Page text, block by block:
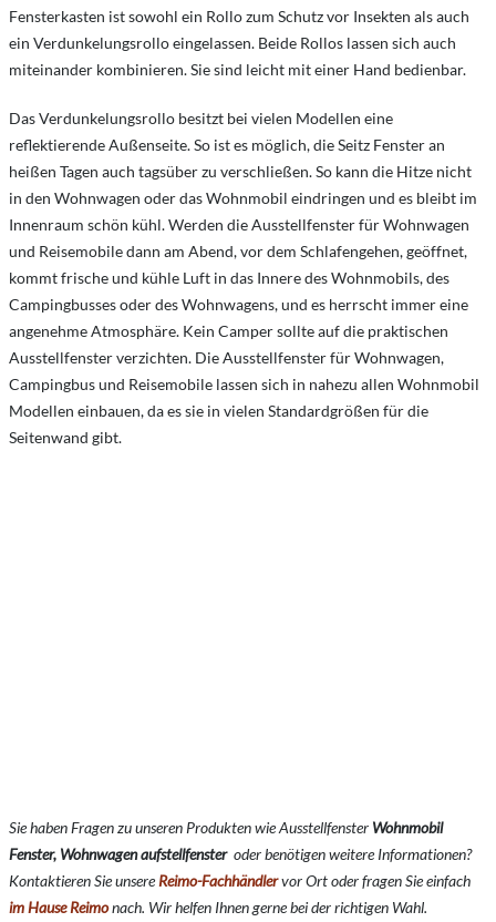
Fensterkasten ist sowohl ein Rollo zum Schutz vor Insekten als auch
ein Verdunkelungsrollo eingelassen. Beide Rollos lassen sich auch
miteinander kombinieren. Sie sind leicht mit einer Hand bedienbar.
Das Verdunkelungsrollo besitzt bei vielen Modellen eine
reflektierende Außenseite. So ist es möglich, die Seitz Fenster an
heißen Tagen auch tagsüber zu verschließen. So kann die Hitze nicht
in den Wohnwagen oder das Wohnmobil eindringen und es bleibt im
Innenraum schön kühl. Werden die Ausstellfenster für Wohnwagen
und Reisemobile dann am Abend, vor dem Schlafengehen, geöffnet,
kommt frische und kühle Luft in das Innere des Wohnmobils, des
Campingbusses oder des Wohnwagens, und es herrscht immer eine
angenehme Atmosphäre. Kein Camper sollte auf die praktischen
Ausstellfenster verzichten. Die Ausstellfenster für Wohnwagen,
Campingbus und Reisemobile lassen sich in nahezu allen Wohnmobil
Modellen einbauen, da es sie in vielen Standardgrößen für die
Seitenwand gibt.
Sie haben Fragen zu unseren Produkten wie Ausstellfenster Wohnmobil
Fenster, Wohnwagen aufstellfenster oder benötigen weitere Informationen?
Kontaktieren Sie unsereReimo-Fachhändlervor Ort oder fragen Sie einfach
im Hause Reimonach. Wir helfen Ihnen gerne bei der richtigen Wahl.